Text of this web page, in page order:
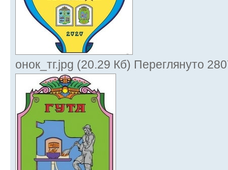
онок_тг.jpg (20.29 Кб) Переглянуто